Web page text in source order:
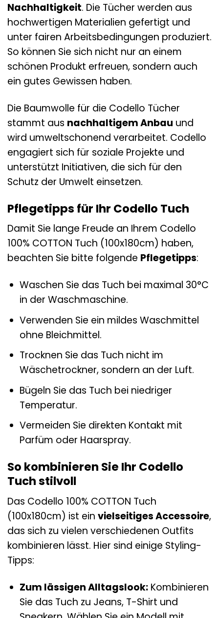
Nachhaltigkeit. Die Tücher werden aus
hochwertigen Materialien gefertigt und
unter fairen Arbeitsbedingungen produziert.
So können Sie sich nicht nur an einem
schönen Produkt erfreuen, sondern auch
ein gutes Gewissen haben.
Die Baumwolle für die Codello Tücher
stammt aus nachhaltigem Anbau und
wird umweltschonend verarbeitet. Codello
engagiert sich für soziale Projekte und
unterstützt Initiativen, die sich für den
Schutz der Umwelt einsetzen.
Pflegetipps für Ihr Codello Tuch
Damit Sie lange Freude an Ihrem Codello
100% COTTON Tuch (100x180cm) haben,
beachten Sie bitte folgende Pflegetipps:
Waschen Sie das Tuch bei maximal 30°C
in der Waschmaschine.
Verwenden Sie ein mildes Waschmittel
ohne Bleichmittel.
Trocknen Sie das Tuch nicht im
Wäschetrockner, sondern an der Luft.
Bügeln Sie das Tuch bei niedriger
Temperatur.
Vermeiden Sie direkten Kontakt mit
Parfüm oder Haarspray.
So kombinieren Sie Ihr Codello
Tuch stilvoll
Das Codello 100% COTTON Tuch
(100x180cm) ist ein vielseitiges Accessoire,
das sich zu vielen verschiedenen Outfits
kombinieren lässt. Hier sind einige Styling-
Tipps:
Zum lässigen Alltagslook:Kombinieren
Sie das Tuch zu Jeans, T-Shirt und